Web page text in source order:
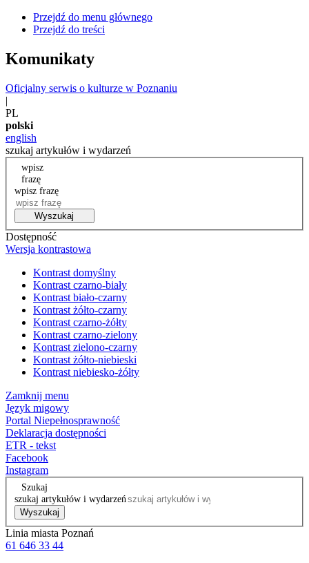
Przejdź do menu głównego
Przejdź do treści
Komunikaty
Oficjalny serwis o kulturze w Poznaniu
|
PL
polski
english
szukaj artykułów i wydarzeń
wpisz
frazę
wpisz frazę
Wyszukaj
Dostępność
Wersja kontrastowa
Kontrast domyślny
Kontrast czarno-biały
Kontrast biało-czarny
Kontrast żółto-czarny
Kontrast czarno-żółty
Kontrast czarno-zielony
Kontrast zielono-czarny
Kontrast żółto-niebieski
Kontrast niebiesko-żółty
Zamknij menu
Język migowy
Portal Niepełnosprawność
Deklaracja dostępności
ETR - tekst
Facebook
Instagram
Szukaj
szukaj artykułów i wydarzeń
Wyszukaj
Linia miasta Poznań
61 646 33 44